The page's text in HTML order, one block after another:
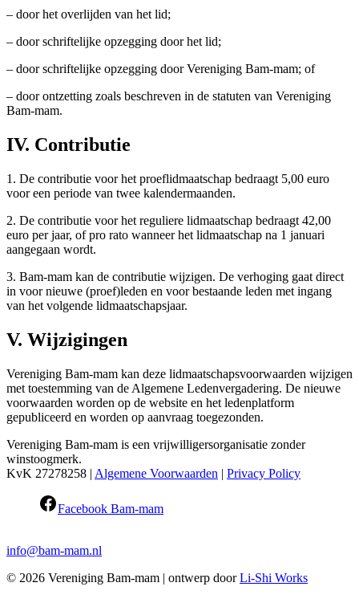
– door het overlijden van het lid;
– door schriftelijke opzegging door het lid;
– door schriftelijke opzegging door Vereniging Bam-mam; of
– door ontzetting zoals beschreven in de statuten van Vereniging
Bam-mam.
IV. Contributie
1. De contributie voor het proeflidmaatschap bedraagt 5,00 euro
voor een periode van twee kalendermaanden.
2. De contributie voor het reguliere lidmaatschap bedraagt 42,00
euro per jaar, of pro rato wanneer het lidmaatschap na 1 januari
aangegaan wordt.
3. Bam-mam kan de contributie wijzigen. De verhoging gaat direct
in voor nieuwe (proef)leden en voor bestaande leden met ingang
van het volgende lidmaatschapsjaar.
V. Wijzigingen
Vereniging Bam-mam kan deze lidmaatschapsvoorwaarden wijzigen
met toestemming van de Algemene Ledenvergadering. De nieuwe
voorwaarden worden op de website en het ledenplatform
gepubliceerd en worden op aanvraag toegezonden.
Vereniging Bam-mam is een vrijwilligersorganisatie zonder
winstoogmerk.
KvK 27278258 | Algemene Voorwaarden | Privacy Policy
Facebook Bam-mam
info@bam-mam.nl
© 2026 Vereniging Bam-mam | ontwerp doorLi-Shi Works